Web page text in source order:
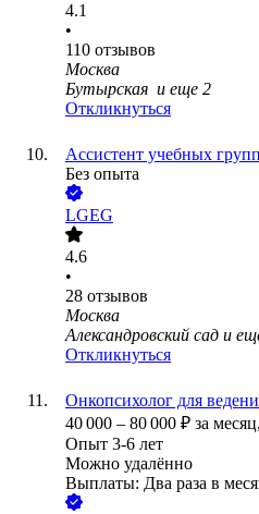
4.1
•
110 отзывов
Москва
Бутырская и еще 2
Откликнуться
Ассистент учебных групп
Без опыта
LGEG
4.6
•
28 отзывов
Москва
Александровский сад и
Откликнуться
Онкопсихолог для
40 000 – 80 000 ₽ за месяц,
Опыт 3-6 лет
Можно удалённо
Выплаты: Два раза в